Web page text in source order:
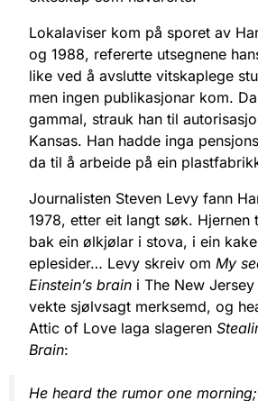
Lokalaviser kom på sporet av
og 1988, refererte utsegnene
like ved å avslutte vitskaplege
men ingen publikasjonar kom.
gammal, strauk han til
Kansas. Han hadde inga
da til å arbeide på ein
Journalisten Steven Levy fann
1978, etter eit langt søk. Hjernen
bak ein ølkjølar i stova, i ein
eplesider… Levy skreiv om My
Einstein’s brain i The New
vekte sjølvsagt merksemd, og
Attic of Love laga slageren
Brain:
He heard the rumor one morning;